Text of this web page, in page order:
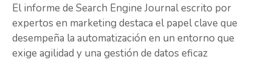
El informe de Search Engine Journal escrito por
expertos en marketing destaca el papel clave que
desempeña la automatización en un entorno que
exige agilidad y una gestión de datos eficaz